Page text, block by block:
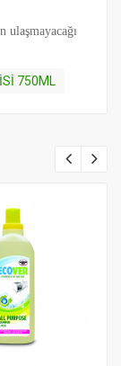
ulaşmayacağı
750ML